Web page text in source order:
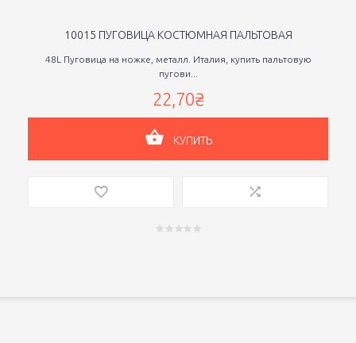
10015 ПУГОВИЦА КОСТЮМНАЯ ПАЛЬТОВАЯ
48L Пуговица на ножке, металл. Италия, купить пальтовую
пугови...
22,70₴
КУПИТЬ